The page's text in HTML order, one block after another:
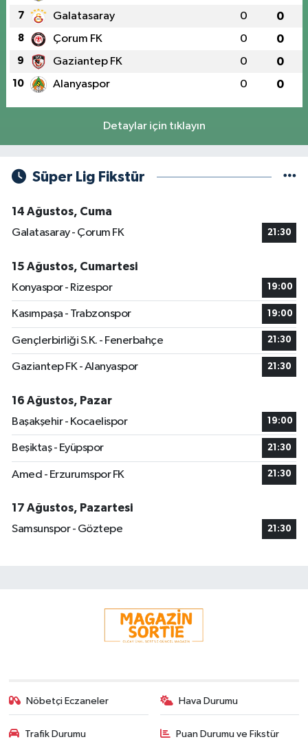
7 Galatasaray 0 0
8 Çorum FK 0 0
9 Gaziantep FK 0 0
10 Alanyaspor 0 0
Detaylar için tıklayın
Süper Lig Fikstür
14 Ağustos, Cuma
Galatasaray - Çorum FK
21:30
15 Ağustos, Cumartesi
Konyaspor - Rizespor
19:00
Kasımpaşa - Trabzonspor 19:00
Gençlerbirliği S.K. - Fenerbahçe 21:30
Gaziantep FK - Alanyaspor 21:30
16 Ağustos, Pazar
Başakşehir - Kocaelispor
19:00
Beşiktaş - Eyüpspor 21:30
Amed - Erzurumspor FK 21:30
17 Ağustos, Pazartesi
Samsunspor - Göztepe
21:30
Nöbetçi Eczaneler Hava Durumu
Trafik Durumu Puan Durumu ve Fikstür